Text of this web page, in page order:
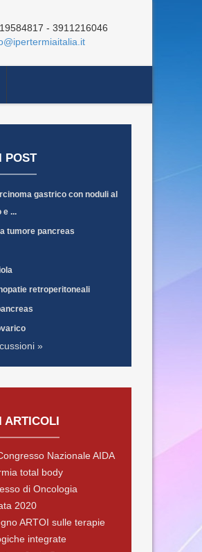
- 3911216046
POST
gastrico con noduli al
e ...
tumore pancreas
retroperitoneali
»
ARTICOLI
Nazionale AIDA
total body
di Oncologia
2020
ARTOI sulle terapie
integrate